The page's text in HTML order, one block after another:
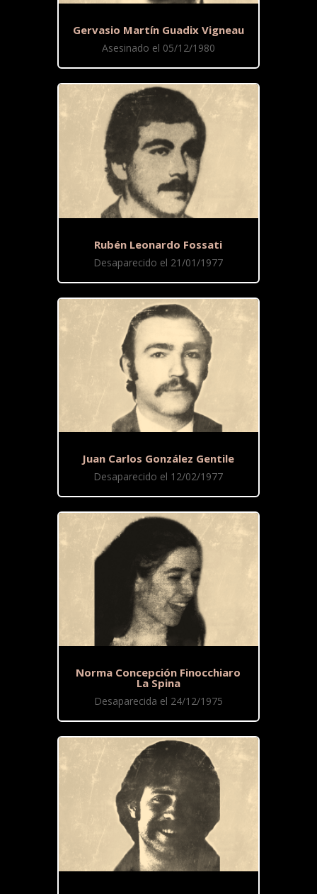
Gervasio Martín Guadix Vigneau
Asesinado el 05/12/1980
Rubén Leonardo Fossati
Desaparecido el 21/01/1977
Juan Carlos González Gentile
Desaparecido el 12/02/1977
Norma Concepción Finocchiaro
La Spina
Desaparecida el 24/12/1975